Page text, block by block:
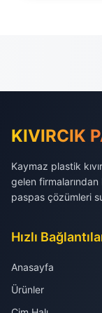
KIVIRCIK
Kaymaz plastik
gelen
paspas çözümleri
Hızlı
Anasayfa
Ürünler